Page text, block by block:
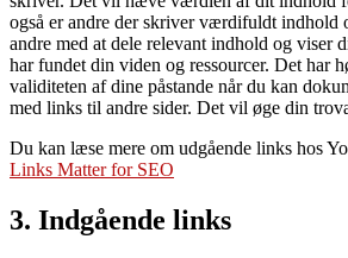
også er andre der skriver værdifuldt indhold
andre med at dele relevant indhold og viser
har fundet din viden og ressourcer. Det har
validiteten af dine påstande når du kan
med links til andre sider. Det vil øge din
Du kan læse mere om udgående links hos
Links Matter for SEO
3. Indgående links